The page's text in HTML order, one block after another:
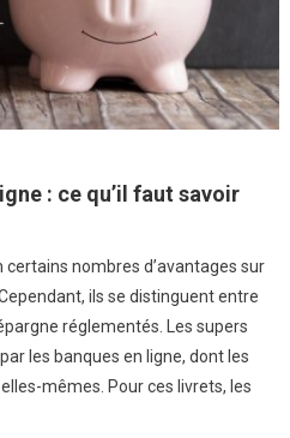
: ce qu’il faut savoir
certains nombres d’avantages sur
ils se distinguent entre
réglementés. Les supers
les banques en ligne, dont les
mêmes. Pour ces livrets, les